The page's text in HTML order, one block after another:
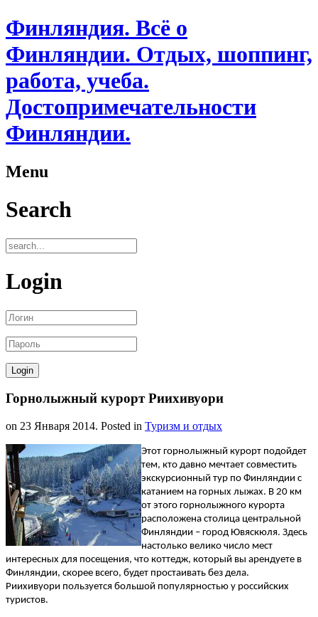
Финляндия. Всё о
Финляндии. Отдых, шоппинг,
работа, учеба.
Достопримечательности
Финляндии.
Menu
Search
Login
Горнолыжный курорт Риихивуoри
on 23 Января 2014. Posted in Туризм и отдых
Этот горнолыжный курорт подойдет
тем, кто давно мечтает совместить
экскурсионный тур по Финляндии с
катанием на горных лыжах. В 20 км
от этого горнолыжного курорта
расположена столица центральной
Финляндии – город Ювяскюля. Здесь
настолько велико число мест
интересных для посещения, что коттедж, который вы арендуете в
Финляндии, скорее всего, будет простаивать без дела.
Риихивуори пользуется большой популярностью у российских
туристов.